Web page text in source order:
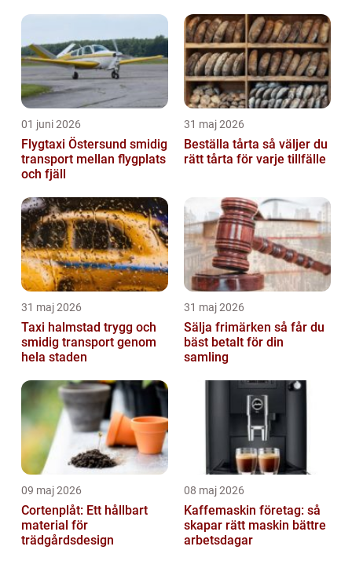
01 juni 2026
Flygtaxi Östersund smidig
transport mellan flygplats
och fjäll
31 maj 2026
Beställa tårta så väljer du
rätt tårta för varje tillfälle
31 maj 2026
Taxi halmstad trygg och
smidig transport genom
hela staden
31 maj 2026
Sälja frimärken så får du
bäst betalt för din
samling
09 maj 2026
Cortenplåt: Ett hållbart
material för
trädgårdsdesign
08 maj 2026
Kaffemaskin företag: så
skapar rätt maskin bättre
arbetsdagar